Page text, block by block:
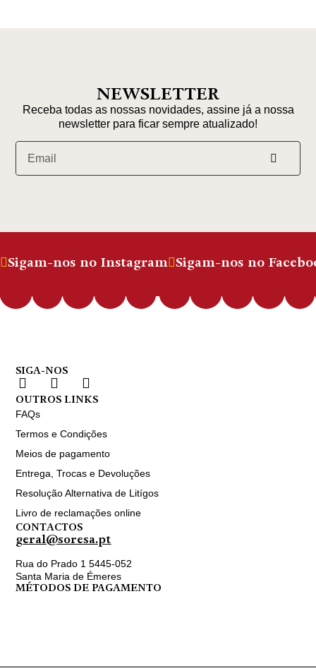
NEWSLETTER
Receba todas as nossas novidades, assine já a nossa
newsletter para ficar sempre atualizado!
Sigam-nos no Instagram Sigam-nos no
SIGA-NOS
OUTROS LINKS
FAQs
Termos e Condições
Meios de pagamento
Entrega, Trocas e Devoluções
Resolução Alternativa de Litígos
Livro de reclamações online
CONTACTOS
geral@soresa.pt
Rua do Prado 1 5445-052
Santa Maria de Émeres
MÉTODOS DE PAGAMENTO